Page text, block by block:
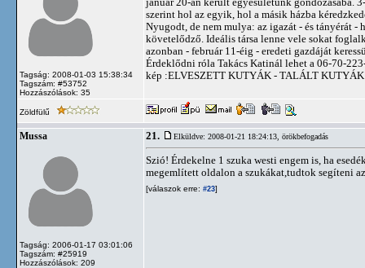
Tagság: 2008-01-03 15:38:34
Tagszám: #53752
Hozzászólások: 35
szerint hol az egyik, hol a másik házba
Nyugodt, de nem mulya: az igazát - és tányérát -
követelődző. Ideális társa lenne vele sokat
azonban - február 11-éig - eredeti gazdáját
Érdeklődni róla Takács Katinál lehet a 06-70-
kép :ELVESZETT KUTYÁK - TALÁLT
Zöldfülű
Mussa
Tagság: 2006-01-17 03:01:06
Tagszám: #25919
Hozzászólások: 209
21. Elküldve: 2008-01-21 18:24:13, örökbefogadás
Szió! Érdekelne 1 szuka westi engem is, ha
megemlített oldalon a szukákat,tudtok segíteni
[válaszok erre: #23]